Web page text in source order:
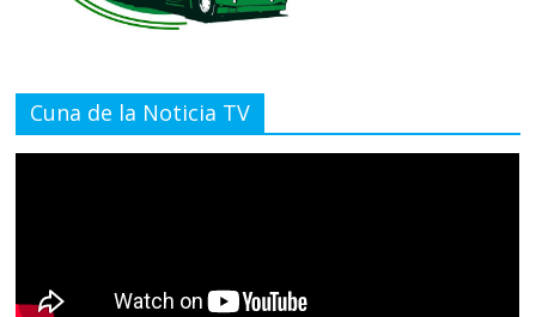
Cuna de la Noticia TV